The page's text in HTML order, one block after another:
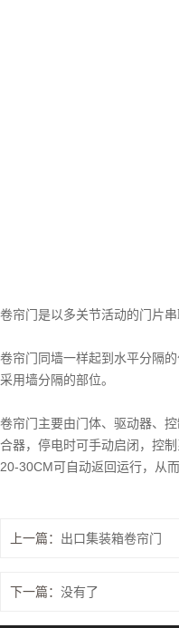
卷帘门是以多关节活动的门片
卷帘门同墙一样起到水平分隔
采用墙分隔的部位。
卷帘门主要由门体、驱动器、
合器，停电时可手动启闭，控
20-30CM可自动返回运行，从
上一篇： 出口集装箱卷帘门
下一篇： 没有了